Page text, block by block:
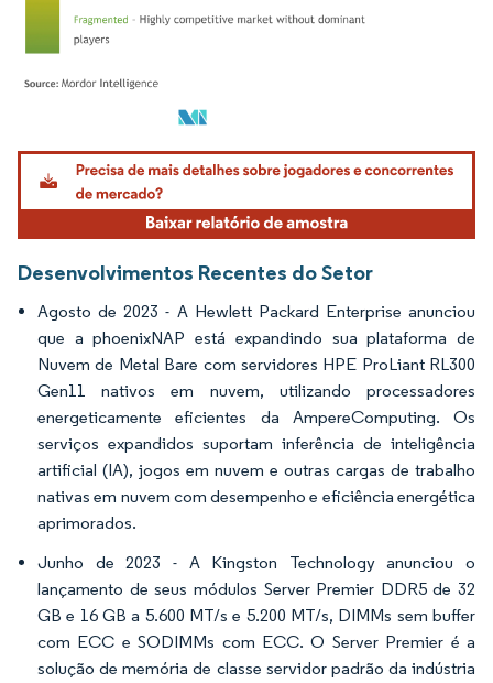
Imagem © Mordor Intelligence. O reuso requer atribuição conforme CC BY 4.0.
Desenvolvimentos Recentes do Setor
Agosto de 2023 - A Hewlett Packard Enterprise anunciou
que a phoenixNAP está expandindo sua plataforma de
Nuvem de Metal Bare com servidores HPE ProLiant RL300
Gen11 nativos em nuvem, utilizando processadores
energeticamente eficientes da AmpereComputing. Os
serviços expandidos suportam inferência de inteligência
artificial (IA), jogos em nuvem e outras cargas de trabalho
nativas em nuvem com desempenho e eficiência energética
aprimorados.
Junho de 2023 - A Kingston Technology anunciou o
lançamento de seus módulos Server Premier DDR5 de 32
GB e 16 GB a 5.600 MT/s e 5.200 MT/s, DIMMs sem buffer
com ECC e SODIMMs com ECC. O Server Premier é a
solução de memória de classe servidor padrão da indústria